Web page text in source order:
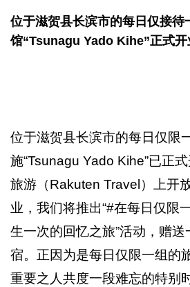
位于滋贺县长滨市的每日仅接待
馆“Tsunagu Yado Kihe”正式开
位于滋贺县长滨市的每日仅限
施“Tsunagu Yado Kihe”已正
旅游（Rakuten Travel）上开
业，我们将推出“#在每日仅限
生一次的回忆之旅”活动，赠
宿。正因为是每日仅限一组的
重要之人共度一段难忘的特别